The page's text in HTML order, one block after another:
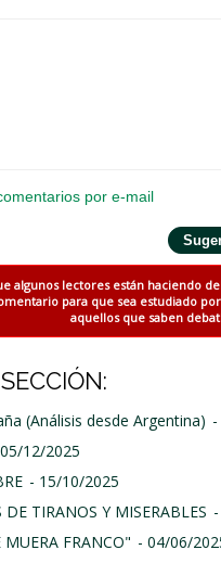
por e-mail
algunos lectores están haciendo
para que sea estudiado
aquellos que saben
(Análisis desde Argentina)
12/2025
- 15/10/2025
TIRANOS Y MISERABLES
MUERA FRANCO" - 04/06/